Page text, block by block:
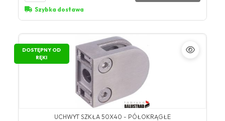
Szybka dostawa
DOSTĘPNY OD
RĘKI
UCHWYT SZKŁA 50X40 - PÓŁOKRĄGŁE